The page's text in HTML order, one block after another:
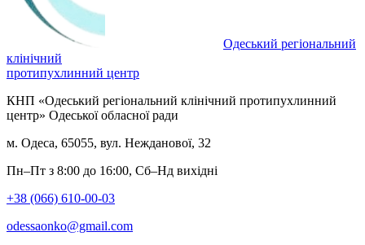
Одеський регіональний
клінічний
протипухлинний центр
КНП «Одеський регіональний клінічний протипухлинний
центр» Одеської обласної ради
м. Одеса, 65055, вул. Нежданової, 32
Пн–Пт з 8:00 до 16:00, Сб–Нд вихідні
+38 (066) 610-00-03
odessaonko@gmail.com